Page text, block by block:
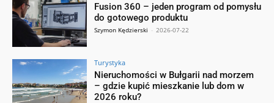
Fusion 360 – jeden program od pomysłu
do gotowego produktu
Szymon Kędzierski - 2026-07-22
Turystyka
Nieruchomości w Bułgarii nad morzem
– gdzie kupić mieszkanie lub dom w
2026 roku?